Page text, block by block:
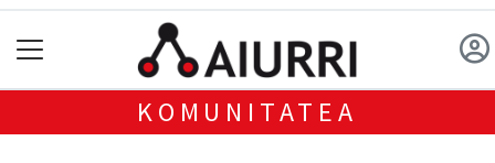
KOMUNITATEA